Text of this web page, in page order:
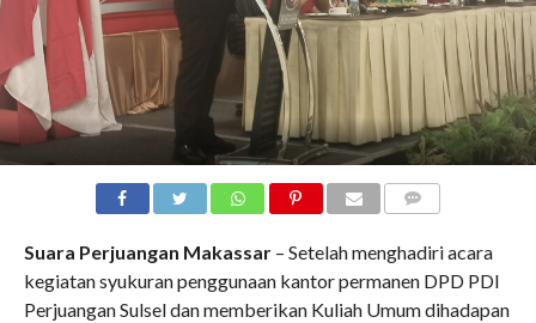
Suara Perjuangan Makassar – Setelah menghadiri acara
kegiatan syukuran penggunaan kantor permanen DPD PDI
Perjuangan Sulsel dan memberikan Kuliah Umum dihadapan